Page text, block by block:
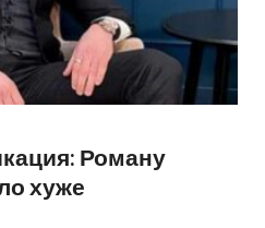
Роману
хуже